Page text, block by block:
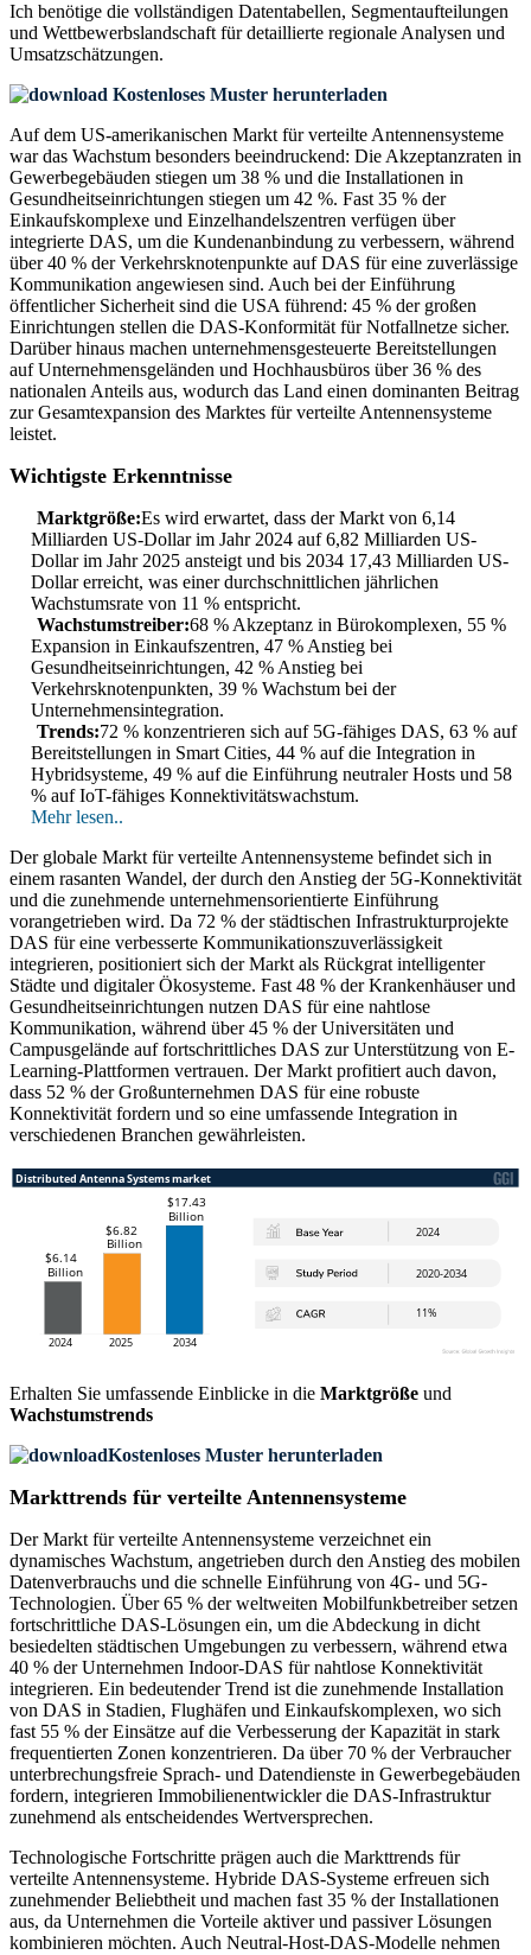
Ich benötige die vollständigen Datentabellen, Segmentaufteilungen
und Wettbewerbslandschaft für detaillierte regionale Analysen und
Umsatzschätzungen.
Kostenloses Muster herunterladen
Auf dem US-amerikanischen Markt für verteilte Antennensysteme
war das Wachstum besonders beeindruckend: Die Akzeptanzraten in
Gewerbegebäuden stiegen um 38 % und die Installationen in
Gesundheitseinrichtungen stiegen um 42 %. Fast 35 % der
Einkaufskomplexe und Einzelhandelszentren verfügen über
integrierte DAS, um die Kundenanbindung zu verbessern, während
über 40 % der Verkehrsknotenpunkte auf DAS für eine zuverlässige
Kommunikation angewiesen sind. Auch bei der Einführung
öffentlicher Sicherheit sind die USA führend: 45 % der großen
Einrichtungen stellen die DAS-Konformität für Notfallnetze sicher.
Darüber hinaus machen unternehmensgesteuerte Bereitstellungen
auf Unternehmensgeländen und Hochhausbüros über 36 % des
nationalen Anteils aus, wodurch das Land einen dominanten Beitrag
zur Gesamtexpansion des Marktes für verteilte Antennensysteme
leistet.
Wichtigste Erkenntnisse
Marktgröße:Es wird erwartet, dass der Markt von 6,14
Milliarden US-Dollar im Jahr 2024 auf 6,82 Milliarden US-
Dollar im Jahr 2025 ansteigt und bis 2034 17,43 Milliarden US-
Dollar erreicht, was einer durchschnittlichen jährlichen
Wachstumsrate von 11 % entspricht.
Wachstumstreiber:68 % Akzeptanz in Bürokomplexen, 55 %
Expansion in Einkaufszentren, 47 % Anstieg bei
Gesundheitseinrichtungen, 42 % Anstieg bei
Verkehrsknotenpunkten, 39 % Wachstum bei der
Unternehmensintegration.
Trends:72 % konzentrieren sich auf 5G-fähiges DAS, 63 % auf
Bereitstellungen in Smart Cities, 44 % auf die Integration in
Hybridsysteme, 49 % auf die Einführung neutraler Hosts und 58
% auf IoT-fähiges Konnektivitätswachstum.
Mehr lesen..
Der globale Markt für verteilte Antennensysteme befindet sich in
einem rasanten Wandel, der durch den Anstieg der 5G-Konnektivität
und die zunehmende unternehmensorientierte Einführung
vorangetrieben wird. Da 72 % der städtischen Infrastrukturprojekte
DAS für eine verbesserte Kommunikationszuverlässigkeit
integrieren, positioniert sich der Markt als Rückgrat intelligenter
Städte und digitaler Ökosysteme. Fast 48 % der Krankenhäuser und
Gesundheitseinrichtungen nutzen DAS für eine nahtlose
Kommunikation, während über 45 % der Universitäten und
Campusgelände auf fortschrittliches DAS zur Unterstützung von E-
Learning-Plattformen vertrauen. Der Markt profitiert auch davon,
dass 52 % der Großunternehmen DAS für eine robuste
Konnektivität fordern und so eine umfassende Integration in
verschiedenen Branchen gewährleisten.
Erhalten Sie umfassende Einblicke in die Marktgröße und
Wachstumstrends
Kostenloses Muster herunterladen
Markttrends für verteilte Antennensysteme
Der Markt für verteilte Antennensysteme verzeichnet ein
dynamisches Wachstum, angetrieben durch den Anstieg des mobilen
Datenverbrauchs und die schnelle Einführung von 4G- und 5G-
Technologien. Über 65 % der weltweiten Mobilfunkbetreiber setzen
fortschrittliche DAS-Lösungen ein, um die Abdeckung in dicht
besiedelten städtischen Umgebungen zu verbessern, während etwa
40 % der Unternehmen Indoor-DAS für nahtlose Konnektivität
integrieren. Ein bedeutender Trend ist die zunehmende Installation
von DAS in Stadien, Flughäfen und Einkaufskomplexen, wo sich
fast 55 % der Einsätze auf die Verbesserung der Kapazität in stark
frequentierten Zonen konzentrieren. Da über 70 % der Verbraucher
unterbrechungsfreie Sprach- und Datendienste in Gewerbegebäuden
fordern, integrieren Immobilienentwickler die DAS-Infrastruktur
zunehmend als entscheidendes Wertversprechen.
Technologische Fortschritte prägen auch die Markttrends für
verteilte Antennensysteme. Hybride DAS-Systeme erfreuen sich
zunehmender Beliebtheit und machen fast 35 % der Installationen
aus, da Unternehmen die Vorteile aktiver und passiver Lösungen
kombinieren möchten. Auch Neutral-Host-DAS-Modelle nehmen